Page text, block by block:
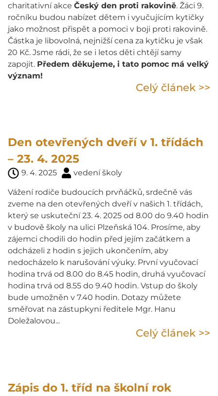
charitativní akce Český den proti rakovině. Žáci 9.
ročníku budou nabízet dětem i vyučujícím kytičky
jako možnost přispět a pomoci v boji proti rakovině.
Částka je libovolná, nejnižší cena za kytičku je však
20 Kč. Jsme rádi, že se i letos děti chtějí samy
zapojit. Předem děkujeme, i tato pomoc má velký
význam!
Celý článek >>
Den otevřených dveří v 1. třídách
– 23. 4. 2025
9. 4. 2025 vedení školy
Vážení rodiče budoucích prvňáčků, srdečně vás
zveme na den otevřených dveří v našich 1. třídách,
který se uskuteční 23. 4. 2025 od 8.00 do 9.40 hodin
v budově školy na ulici Plzeňská 104. Prosíme, aby
zájemci chodili do hodin před jejím začátkem a
odcházeli z hodin s jejich ukončením, aby
nedocházelo k narušování výuky. První vyučovací
hodina trvá od 8.00 do 8.45 hodin, druhá vyučovací
hodina trvá od 8.55 do 9.40 hodin. Vstup do školy
bude umožněn v 7.40 hodin. Dotazy můžete
směřovat na zástupkyni ředitele Mgr. Hanu
Doležalovou...
Celý článek >>
Zápis do 1. tříd na školní rok